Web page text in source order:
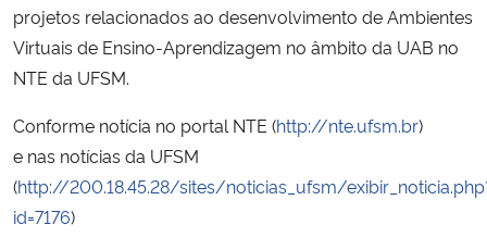
Controladoria-Geral da União
Secretaria-Geral
Secretaria de Governo
projetos relacionados ao desenvolvimento de Ambientes
Virtuais de Ensino-Aprendizagem no âmbito da UAB no
NTE da UFSM.
Conforme notícia no portal NTE (http://nte.ufsm.br)
e nas notícias da UFSM
(http://200.18.45.28/sites/noticias_ufsm/
id=7176)